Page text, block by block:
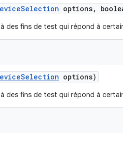
Selection options,
des fins de test qui répond à certains
Selection options)
des fins de test qui répond à certains